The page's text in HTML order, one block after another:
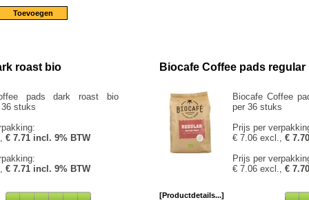
roast bio
pads dark roast bio
stuks
€ 7.71 incl. 9% BTW
€ 7.71 incl. 9% BTW
Biocafe Coffee pads regular
Biocafe Coffee
per 36 stuks
Prijs per
€ 7.06 excl., €
Prijs per
€ 7.06 excl., €
[Productdetails...]